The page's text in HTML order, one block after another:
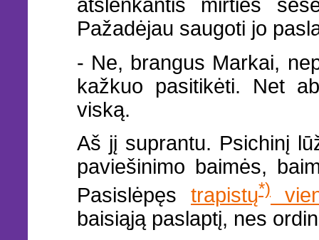
atslenkantis mirties
Pažadėjau saugoti jo
- Ne, brangus Markai,
kažkuo pasitikėti. Net
viską.
Aš jį suprantu. Psichinį
paviešinimo baimės,
Pasislėpęstrapistų*)
baisiąją paslaptį, nes